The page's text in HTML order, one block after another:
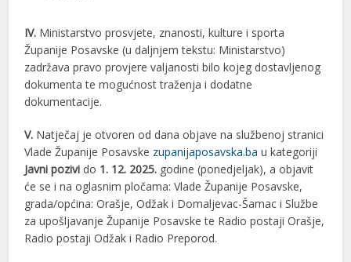
IV. Ministarstvo prosvjete, znanosti, kulture i sporta
Županije Posavske (u daljnjem tekstu: Ministarstvo)
zadržava pravo provjere valjanosti bilo kojeg dostavljenog
dokumenta te mogućnost traženja i dodatne
dokumentacije.
V. Natječaj je otvoren od dana objave na službenoj stranici
Vlade Županije Posavske zupanijaposavska.ba u kategoriji
Javni pozivi do 1. 12. 2025. godine (ponedjeljak), a objavit
će se i na oglasnim pločama: Vlade Županije Posavske,
grada/općina: Orašje, Odžak i Domaljevac-Šamac i Službe
za upošljavanje Županije Posavske te Radio postaji Orašje,
Radio postaji Odžak i Radio Preporod.